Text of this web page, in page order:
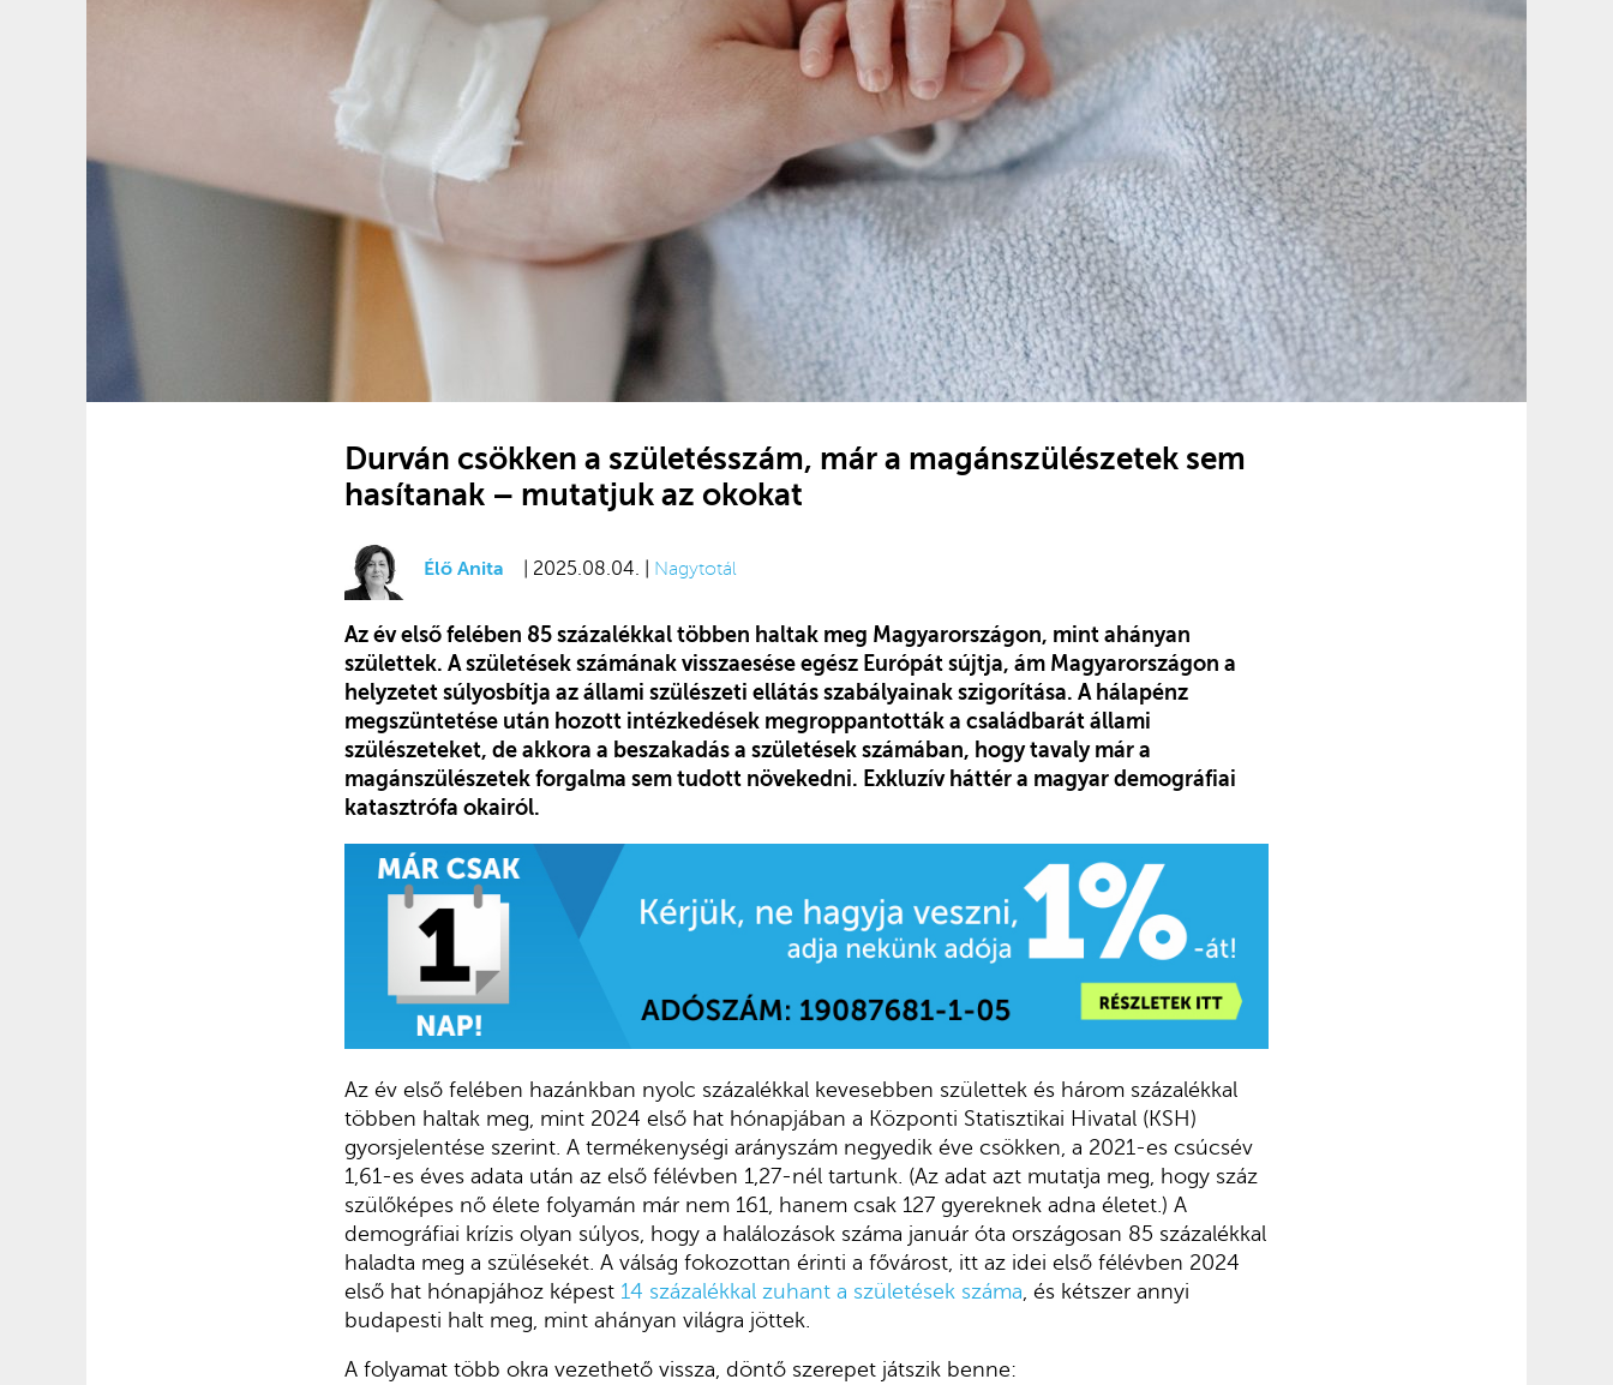
Durván csökken a születésszám, már a magánszülészetek sem
hasítanak – mutatjuk az okokat
Élő Anita | 2025.08.04. | Nagytotál
Az év első felében 85 százalékkal többen haltak meg Magyarországon, mint ahányan
születtek. A születések számának visszaesése egész Európát sújtja, ám Magyarországon a
helyzetet súlyosbítja az állami szülészeti ellátás szabályainak szigorítása. A hálapénz
megszüntetése után hozott intézkedések megroppantották a családbarát állami
szülészeteket, de akkora a beszakadás a születések számában, hogy tavaly már a
magánszülészetek forgalma sem tudott növekedni. Exkluzív háttér a magyar demográfiai
katasztrófa okairól.
Az év első felében hazánkban nyolc százalékkal kevesebben születtek és három százalékkal
többen haltak meg, mint 2024 első hat hónapjában a Központi Statisztikai Hivatal (KSH)
gyorsjelentése szerint. A termékenységi arányszám negyedik éve csökken, a 2021-es csúcsév
1,61-es éves adata után az első félévben 1,27-nél tartunk. (Az adat azt mutatja meg, hogy száz
szülőképes nő élete folyamán már nem 161, hanem csak 127 gyereknek adna életet.) A
demográfiai krízis olyan súlyos, hogy a halálozások száma január óta országosan 85 százalékkal
haladta meg a szülésekét. A válság fokozottan érinti a fővárost, itt az idei első félévben 2024
első hat hónapjához képest 14 százalékkal zuhant a születések száma , és kétszer annyi
budapesti halt meg, mint ahányan világra jöttek.
A folyamat több okra vezethető vissza, döntő szerepet játszik benne: